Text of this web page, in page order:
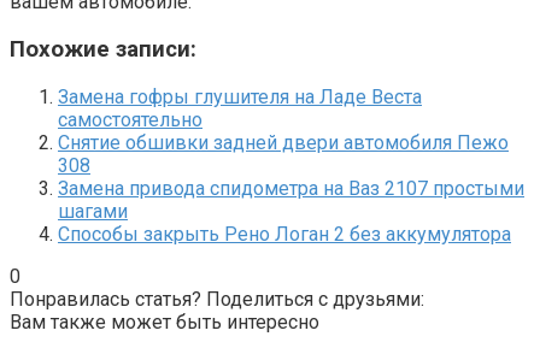
Похожие записи:
Замена гофры глушителя на Ладе Веста
самостоятельно
Снятие обшивки задней двери автомобиля Пежо
308
Замена привода спидометра на Ваз 2107 простыми
шагами
Способы закрыть Рено Логан 2 без аккумулятора
0
Понравилась статья? Поделиться с друзьями:
Вам также может быть интересно